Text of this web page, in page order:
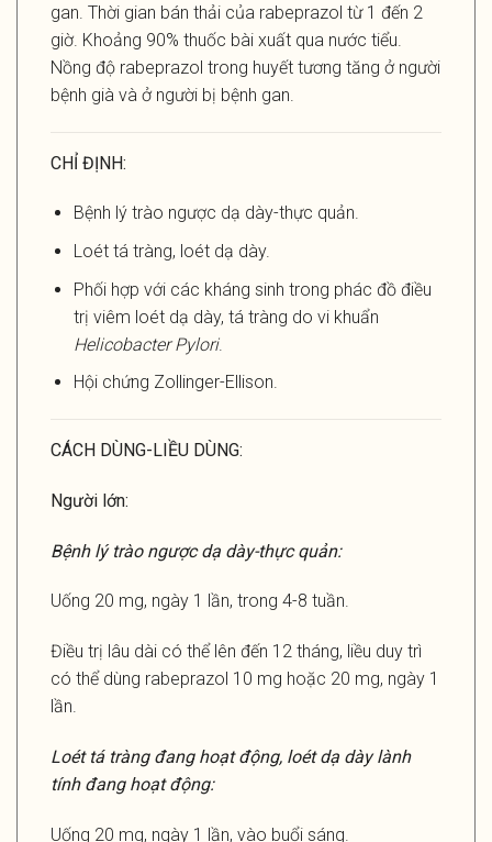
gan. Thời gian bán thải của rabeprazol từ 1 đến 2
giờ. Khoảng 90% thuốc bài xuất qua nước tiểu.
Nồng độ rabeprazol trong huyết tương tăng ở người
bệnh già và ở người bị bệnh gan.
CHỈ ĐỊNH:
Bệnh lý trào ngược dạ dày-thực quản.
Loét tá tràng, loét dạ dày.
Phối hợp với các kháng sinh trong phác đồ điều
trị viêm loét dạ dày, tá tràng do vi khuẩn
Helicobacter Pylori.
Hội chứng Zollinger-Ellison.
CÁCH DÙNG-LIỀU DÙNG:
Người lớn:
Bệnh lý trào ngược dạ dày-thực quản:
Uống 20 mg, ngày 1 lần, trong 4-8 tuần.
Điều trị lâu dài có thể lên đến 12 tháng, liều duy trì
có thể dùng rabeprazol 10 mg hoặc 20 mg, ngày 1
lần.
Loét tá tràng đang hoạt động, loét dạ dày lành
tính đang hoạt động:
Uống 20 mg, ngày 1 lần, vào buổi sáng.